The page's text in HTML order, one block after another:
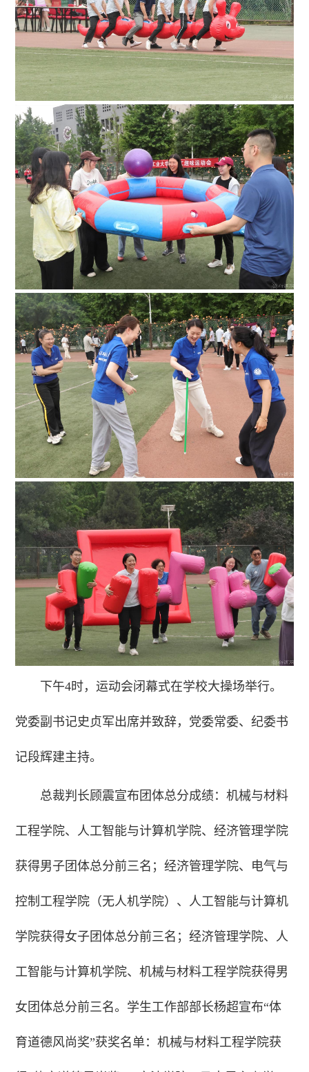
下午4时，运动会闭幕式在学校大操场举行。
党委副书记史贞军出席并致辞，党委常委、纪委书
记段辉建主持。
总裁判长顾震宣布团体总分成绩：机械与材料
工程学院、人工智能与计算机学院、经济管理学院
获得男子团体总分前三名；经济管理学院、电气与
控制工程学院（无人机学院）、人工智能与计算机
学院获得女子团体总分前三名；经济管理学院、人
工智能与计算机学院、机械与材料工程学院获得男
女团体总分前三名。学生工作部部长杨超宣布“体
育道德风尚奖”获奖名单：机械与材料工程学院获